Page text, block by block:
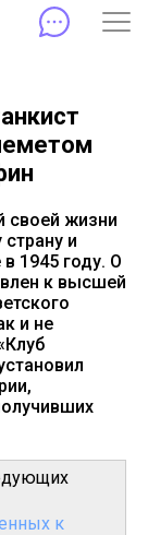
своей жизни
и
1945 году. О
к высшей
и не
к